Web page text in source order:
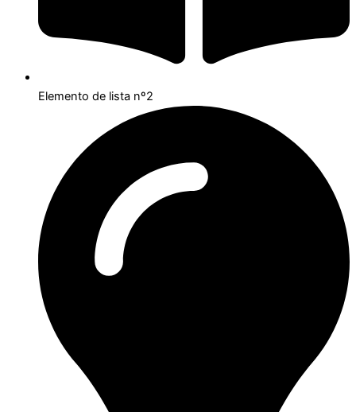
Elemento de lista nº2